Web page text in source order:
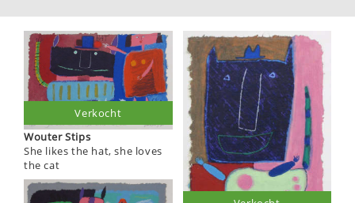
Wouter Stips
She likes the hat, she loves
the cat
Verkocht